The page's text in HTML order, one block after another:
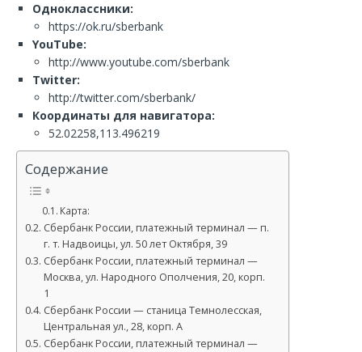
Одноклассники:
https://ok.ru/sberbank
YouTube:
http://www.youtube.com/sberbank
Twitter:
http://twitter.com/sberbank/
Координаты для навигатора:
52.02258,113.496219
Содержание
Карта:
Сбербанк России, платежный терминал — п.
г. т. Надвоицы, ул. 50 лет Октября, 39
Сбербанк России, платежный терминал —
Москва, ул. Народного Ополчения, 20, корп.
1
Сбербанк России — станица Темнолесская,
Центральная ул., 28, корп. А
Сбербанк России, платежный терминал —